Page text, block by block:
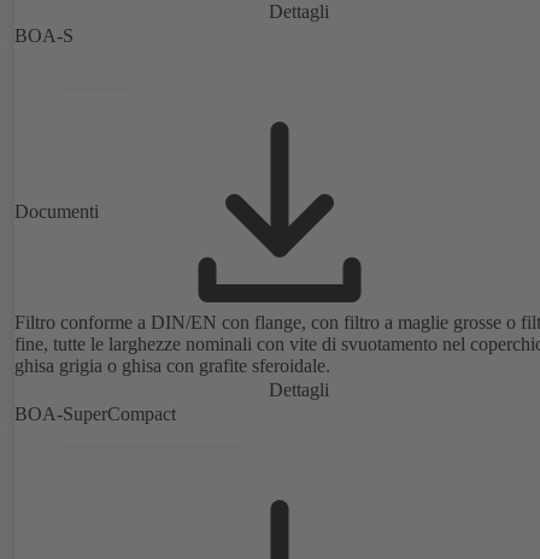
Dettagli
BOA-S
Documenti
Filtro conforme a DIN/EN con flange, con filtro a maglie grosse o
fine, tutte le larghezze nominali con vite di svuotamento nel
ghisa grigia o ghisa con grafite sferoidale.
Dettagli
BOA-SuperCompact